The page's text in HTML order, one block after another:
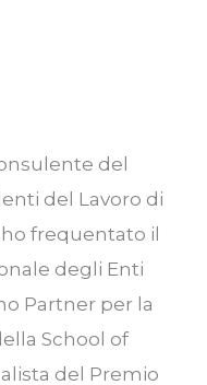
del
del Lavoro di
frequentato il
degli Enti
Partner per la
School of
del Premio